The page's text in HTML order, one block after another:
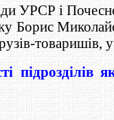
УРСР і
Борис
товаришів,